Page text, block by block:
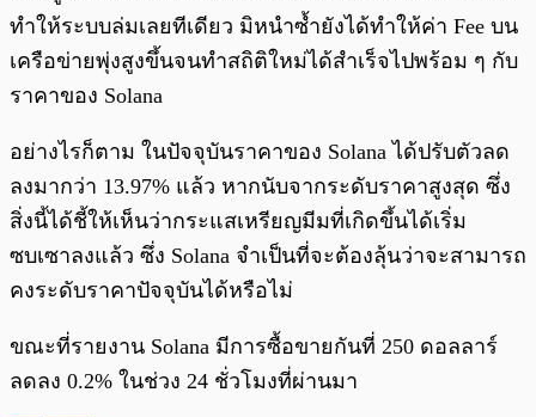
ทำให้ระบบล่มเลยทีเดียว มิหนำซ้ำยังได้ทำให้ค่า Fee บน
เครือข่ายพุ่งสูงขึ้นจนทำสถิติใหม่ได้สำเร็จไปพร้อม ๆ กับ
ราคาของ Solana
อย่างไรก็ตาม ในปัจจุบันราคาของ Solana ได้ปรับตัวลด
ลงมากว่า 13.97% แล้ว หากนับจากระดับราคาสูงสุด ซึ่ง
สิ่งนี้ได้ชี้ให้เห็นว่ากระแสเหรียญมีมที่เกิดขึ้นได้เริ่ม
ซบเซาลงแล้ว ซึ่ง Solana จำเป็นที่จะต้องลุ้นว่าจะสามารถ
คงระดับราคาปัจจุบันได้หรือไม่
ขณะที่รายงาน Solana มีการซื้อขายกันที่ 250 ดอลลาร์
ลดลง 0.2% ในช่วง 24 ชั่วโมงที่ผ่านมา